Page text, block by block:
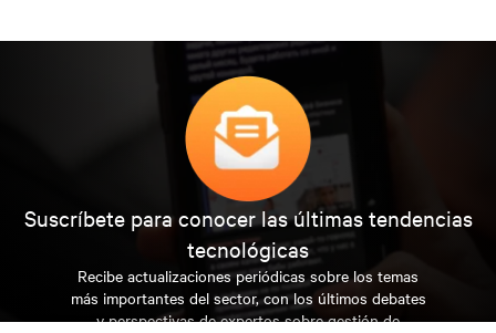
Suscríbete para conocer las últimas tendencias
tecnológicas
Recibe actualizaciones periódicas sobre los temas
más importantes del sector, con los últimos debates
y perspectivas de expertos sobre gestión de